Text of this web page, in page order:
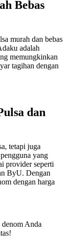
Bebas
murah dan bebas
adalah
memungkinkan
tagihan dengan
dan
tetapi juga
yang
provider seperti
ByU. Dengan
dengan harga
Anda